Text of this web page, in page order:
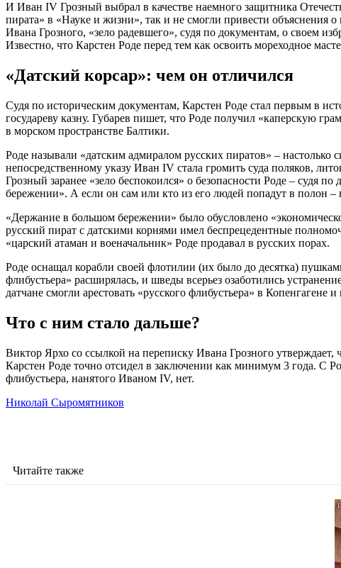
И Иван IV Грозный выбрал в качестве наемного защитника
пирата» в «Науке и жизни», так и не смогли привести объяснения
Ивана Грозного, «зело радевшего», судя по документам, о своем
Известно, что Карстен Роде перед тем как освоить мореходное
«Датский корсар»: чем он отличился
Судя по историческим документам, Карстен Роде стал первым в
государеву казну. Губарев пишет, что Роде получил «каперскую
в морском пространстве Балтики.
Роде называли «датским адмиралом русских пиратов» –
непосредственному указу Иван IV стала громить суда поляков,
Грозный заранее «зело беспокоился» о безопасности Роде – судя
бережении». А если он сам или кто из его людей попадут в полон
«Держание в большом бережении» было обусловлено
русский пират с датскими корнями имел беспрецедентные
«царский атаман и военачальник» Роде продавал в русских порах.
Роде оснащал корабли своей флотилии (их было до десятка)
флибустьера» расширялась, и шведы всерьез озаботились
датчане смогли арестовать «русского флибустьера» в Копенгагене
Что с ним стало дальше?
Виктор Ярхо со ссылкой на переписку Ивана Грозного
Карстен Роде точно отсидел в заключении как минимум 3 года. С
флибустьера, нанятого Иваном IV, нет.
Николай Сыромятников
Читайте также